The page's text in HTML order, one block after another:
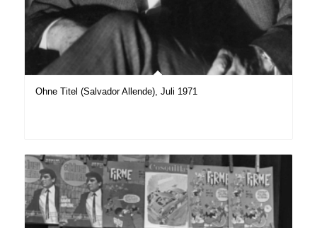
Ohne Titel (Salvador Allende), Juli 1971